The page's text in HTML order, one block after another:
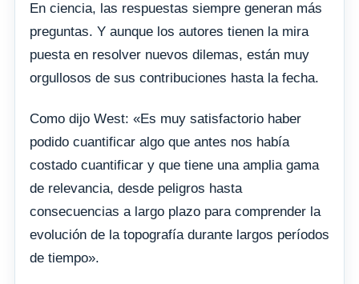
En ciencia, las respuestas siempre generan más
preguntas. Y aunque los autores tienen la mira
puesta en resolver nuevos dilemas, están muy
orgullosos de sus contribuciones hasta la fecha.
Como dijo West: «Es muy satisfactorio haber
podido cuantificar algo que antes nos había
costado cuantificar y que tiene una amplia gama
de relevancia, desde peligros hasta
consecuencias a largo plazo para comprender la
evolución de la topografía durante largos períodos
de tiempo».